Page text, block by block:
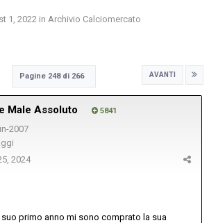
1, 2022 in Archivio Calciomercato
AVANTI
Pagine 248 di 266
Male Assoluto 5841
2007
2024
primo anno mi sono comprato la sua